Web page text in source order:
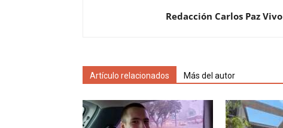
Redacción Carlos Paz Vivo
Artículo relacionados Más del autor